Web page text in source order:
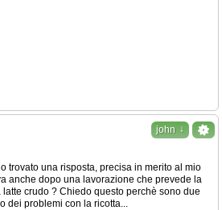
john ↓
trovato una risposta, precisa in merito al mio
anche dopo una lavorazione che prevede la
crudo ? Chiedo questo perchè sono due
dei problemi con la ricotta...